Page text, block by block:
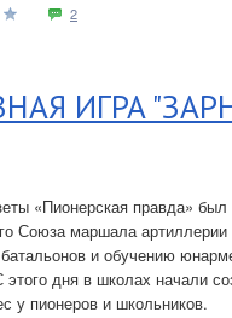
2
ИГРА
«Пионерская правда»
Союза маршала
и обучению
этого дня в школах начали
у пионеров и школьников.